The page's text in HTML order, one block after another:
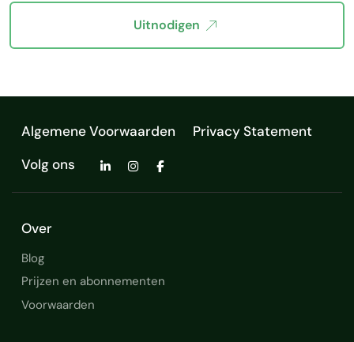
Uitnodigen
Algemene Voorwaarden
Privacy Statement
Volg ons
Over
Blog
Prijzen en abonnementen
Voorwaarden